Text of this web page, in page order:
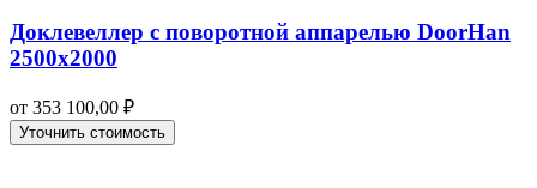
Доклевеллер с поворотной аппарелью DoorHan
2500х2000
от 353 100,00 ₽
Уточнить стоимость